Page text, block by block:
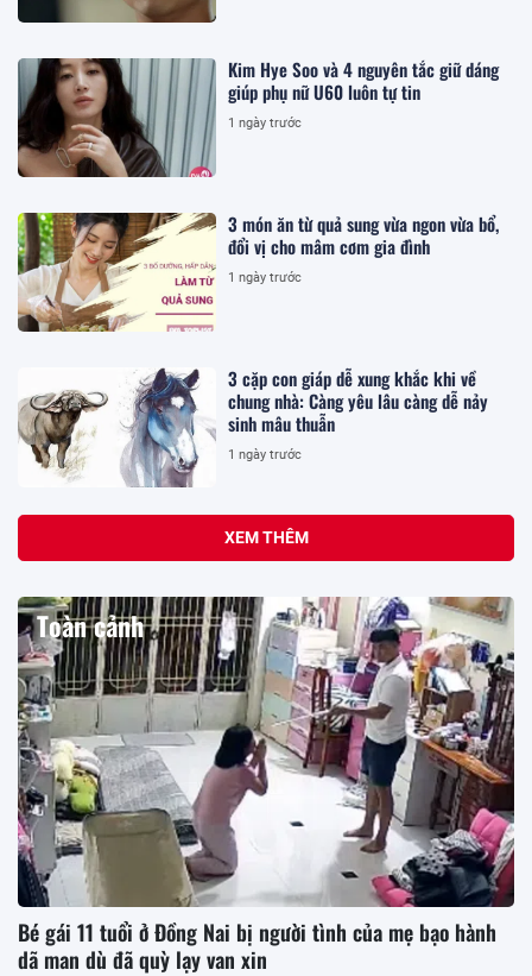
Kim Hye Soo và 4 nguyên tắc giữ dáng
giúp phụ nữ U60 luôn tự tin
1 ngày trước
3 món ăn từ quả sung vừa ngon vừa bổ,
đổi vị cho mâm cơm gia đình
1 ngày trước
3 cặp con giáp dễ xung khắc khi về
chung nhà: Càng yêu lâu càng dễ nảy
sinh mâu thuẫn
1 ngày trước
XEM THÊM
Toàn cảnh
Bé gái 11 tuổi ở Đồng Nai bị người tình của mẹ bạo hành
dã man dù đã quỳ lạy van xin